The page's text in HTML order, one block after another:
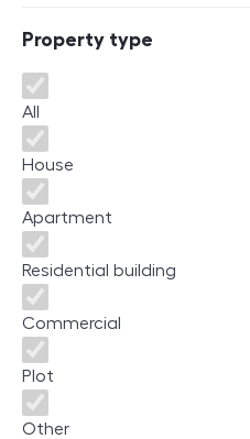
Property type
Property type
All
House
Apartment
Residential building
Commercial
Plot
Other